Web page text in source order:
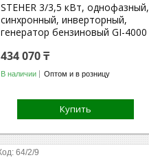
STEHER 3/3,5 кВт, однофазный,
синхронный, инверторный,
генератор бензиновый GI-4000
434 070 ₸
В наличии Оптом и в розницу
Купить
64/2/9